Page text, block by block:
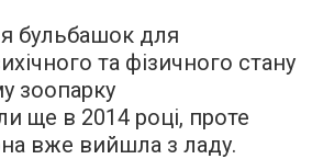
бульбашок для
та фізичного стану
зоопарку
ще в 2014 році, проте
вже вийшла з ладу.